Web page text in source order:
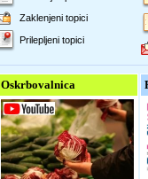
Zaklenjeni topici
Prilepljeni topici
Oskrbovalnica